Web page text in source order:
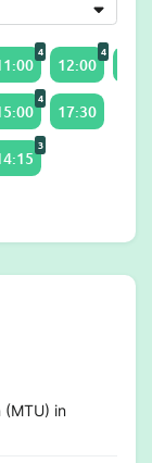
4
12:00
4
4
17:30
3
(MTU) in